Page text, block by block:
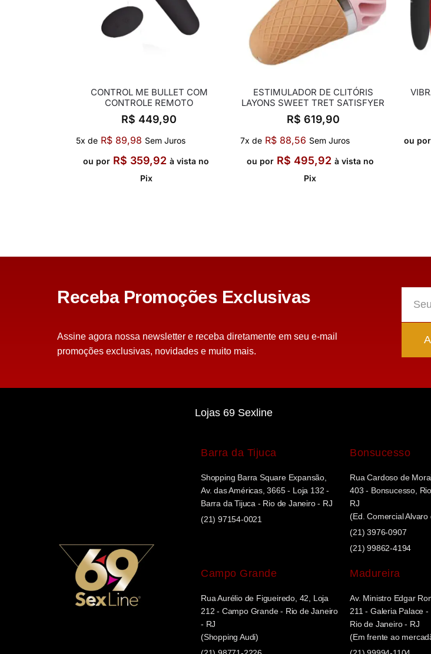
CONTROL ME BULLET COM
CONTROLE REMOTO
R$ 449,90
5x de R$89,98 Sem Juros
ou por R$ 359,92 à vista no
Pix
ESTIMULADOR DE CLITÓRIS
LAYONS SWEET TRET SATISFYER
R$ 619,90
7x de R$88,56 Sem Juros
ou por R$ 495,92 à vista no
Pix
ou por
Receba Promoções Exclusivas
Assine agora nossa newsletter e receba diretamente em seu e-mail
promoções exclusivas, novidades e muito mais.
Lojas 69 Sexline
Barra da Tijuca
Shopping Barra Square Expansão,
Av. das Américas, 3665 - Loja 132 -
Barra da Tijuca - Rio de Janeiro - RJ
(21) 97154-0021
Bonsucesso
Rua Cardoso de
403 - Bonsucesso,
RJ
(Ed. Comercial Alvaro
(21) 3976-0907
(21) 99862-4194
Campo Grande
Rua Aurélio de Figueiredo, 42, Loja
212 - Campo Grande - Rio de Janeiro
- RJ
(Shopping Audi)
Madureira
Av. Ministro Edgar
211 - Galeria Palace
Rio de Janeiro - RJ
(Em frente ao